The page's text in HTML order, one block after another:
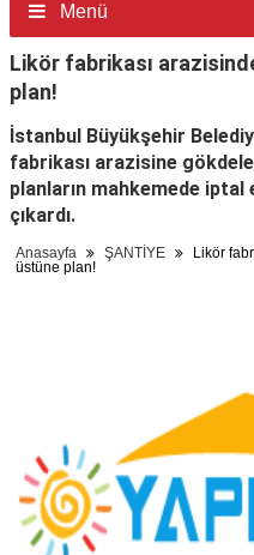
Menü
Likör fabrikası
plan!
İstanbul Büyükşehir
fabrikası arazisine
planların mahkemede iptal
çıkardı.
Anasayfa ŞANTİYE
Likör
üstüne plan!